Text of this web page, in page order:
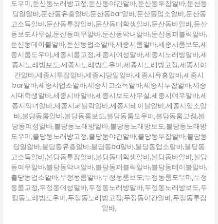
도우미,둔산동노래방고정,둔산동야간알바,둔산동투잡알바,둔산동
당일알바,둔산동유흥알바,둔산동bar알바,둔산동업소알바,둔산동
고소득알바,둔산동투잡알바,둔산동대학생알바,둔산동바알바,둔산
동보도사무실,둔산동여우알바,둔산동악녀알바,둔산동퍼블릭알바,
둔산동테이블알바,둔산동업소알바,세종시룸알바,세종시룸보도,세
종시룸도우미,세종시룸고정,세종시여성알바,세종시노래방알바,세
종시노래방보도,세종시노래방도우미,세종시노래방고정,세종시야
간알바,세종시투잡알바,세종시당일알바,세종시유흥알바,세종시
bar알바,세종시업소알바,세종시고소득알바,세종시투잡알바,세종
시대학생알바,세종시바알바,세종시보도사무실,세종시여우알바,세
종시악녀알바,세종시퍼블릭알바,세종시테이블알바,세종시업소알
바,불당동룸알바,불당동룸보도,불당동룸도우미,불당동룸고정,불
당동여성알바,불당동노래방알바,불당동노래방보도,불당동노래방
도우미,불당동노래방고정,불당동야간알바,불당동투잡알바,불당동
당일알바,불당동유흥알바,불당동ba알바,불당동업소알바,불당동
고소득알바,불당동투잡알바,불당동대학생알바,불당동바알바,불당
동여우알바,불당동악녀알바,불당동퍼블릭알바,불당동테이블알바,
불당동업소알바,두정동룸알바,두정동룸보도,두정동룸도우미,두정
동룸고정,두정동여성알바,두정동노래방알바,두정동노래방보도,두
정동노래방도우미,두정동노래방고정,두정동야간알바,두정동투잡
알바,